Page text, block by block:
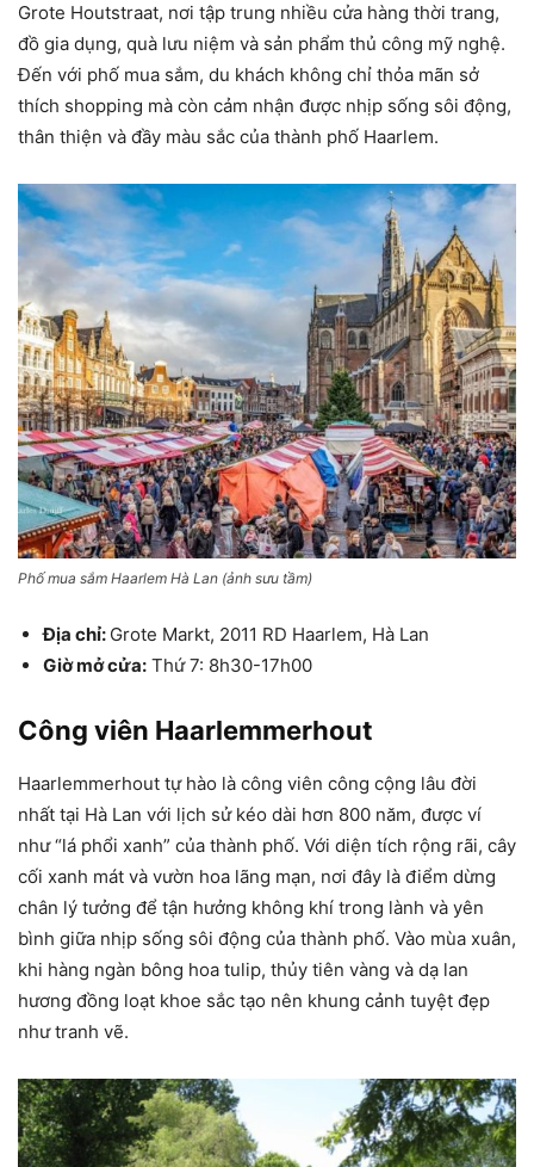
Grote Houtstraat, nơi tập trung nhiều cửa hàng thời trang,
đồ gia dụng, quà lưu niệm và sản phẩm thủ công mỹ nghệ.
Đến với phố mua sắm, du khách không chỉ thỏa mãn sở
thích shopping mà còn cảm nhận được nhịp sống sôi động,
thân thiện và đầy màu sắc của thành phố Haarlem.
Phố mua sắm Haarlem Hà Lan (ảnh sưu tầm)
Địa chỉ: Grote Markt, 2011 RD Haarlem, Hà Lan
Giờ mở cửa: Thứ 7: 8h30-17h00
Công viên Haarlemmerhout
Haarlemmerhout tự hào là công viên công cộng lâu đời
nhất tại Hà Lan với lịch sử kéo dài hơn 800 năm, được ví
như “lá phổi xanh” của thành phố. Với diện tích rộng rãi, cây
cối xanh mát và vườn hoa lãng mạn, nơi đây là điểm dừng
chân lý tưởng để tận hưởng không khí trong lành và yên
bình giữa nhịp sống sôi động của thành phố. Vào mùa xuân,
khi hàng ngàn bông hoa tulip, thủy tiên vàng và dạ lan
hương đồng loạt khoe sắc tạo nên khung cảnh tuyệt đẹp
như tranh vẽ.